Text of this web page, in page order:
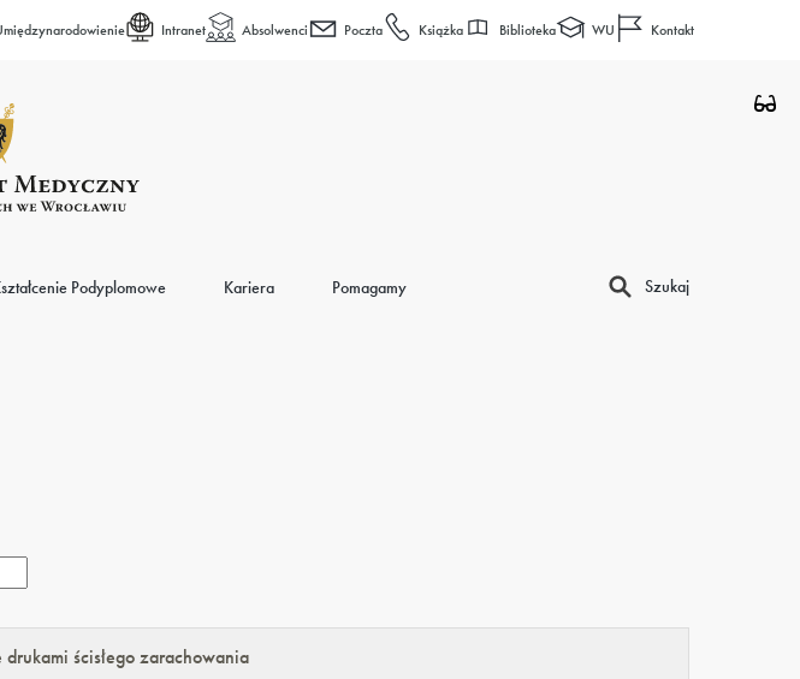
Intranet Absolwenci Poczta Książka Biblioteka WU Kontakt
Podyplomowe Kariera Pomagamy Szukaj
ścisłego zarachowania